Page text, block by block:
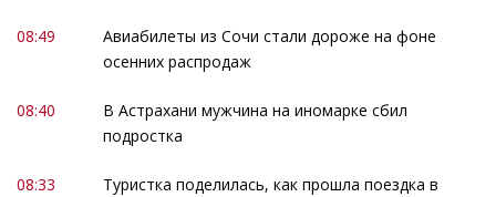
08:49
Авиабилеты из Сочи стали дороже на фоне
осенних распродаж
08:40
В Астрахани мужчина на иномарке сбил
подростка
08:33
Туристка поделилась, как прошла поездка в